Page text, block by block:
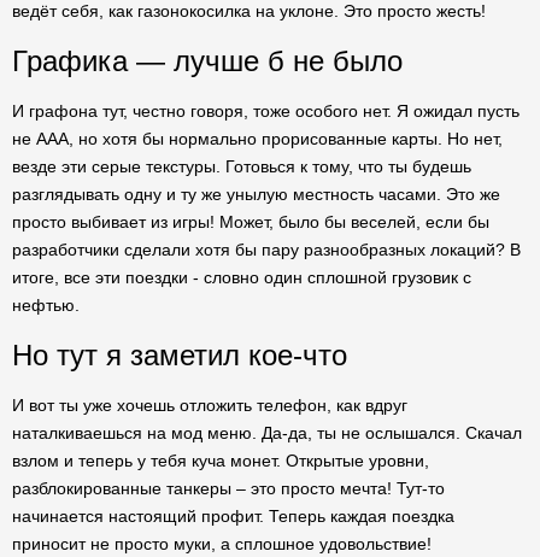
ведёт себя, как газонокосилка на уклоне. Это просто жесть!
Графика — лучше б не было
И графона тут, честно говоря, тоже особого нет. Я ожидал пусть
не AAA, но хотя бы нормально прорисованные карты. Но нет,
везде эти серые текстуры. Готовься к тому, что ты будешь
разглядывать одну и ту же унылую местность часами. Это же
просто выбивает из игры! Может, было бы веселей, если бы
разработчики сделали хотя бы пару разнообразных локаций? В
итоге, все эти поездки - словно один сплошной грузовик с
нефтью.
Но тут я заметил кое-что
И вот ты уже хочешь отложить телефон, как вдруг
наталкиваешься на мод меню. Да-да, ты не ослышался. Скачал
взлом и теперь у тебя куча монет. Открытые уровни,
разблокированные танкеры – это просто мечта! Тут-то
начинается настоящий профит. Теперь каждая поездка
приносит не просто муки, а сплошное удовольствие!